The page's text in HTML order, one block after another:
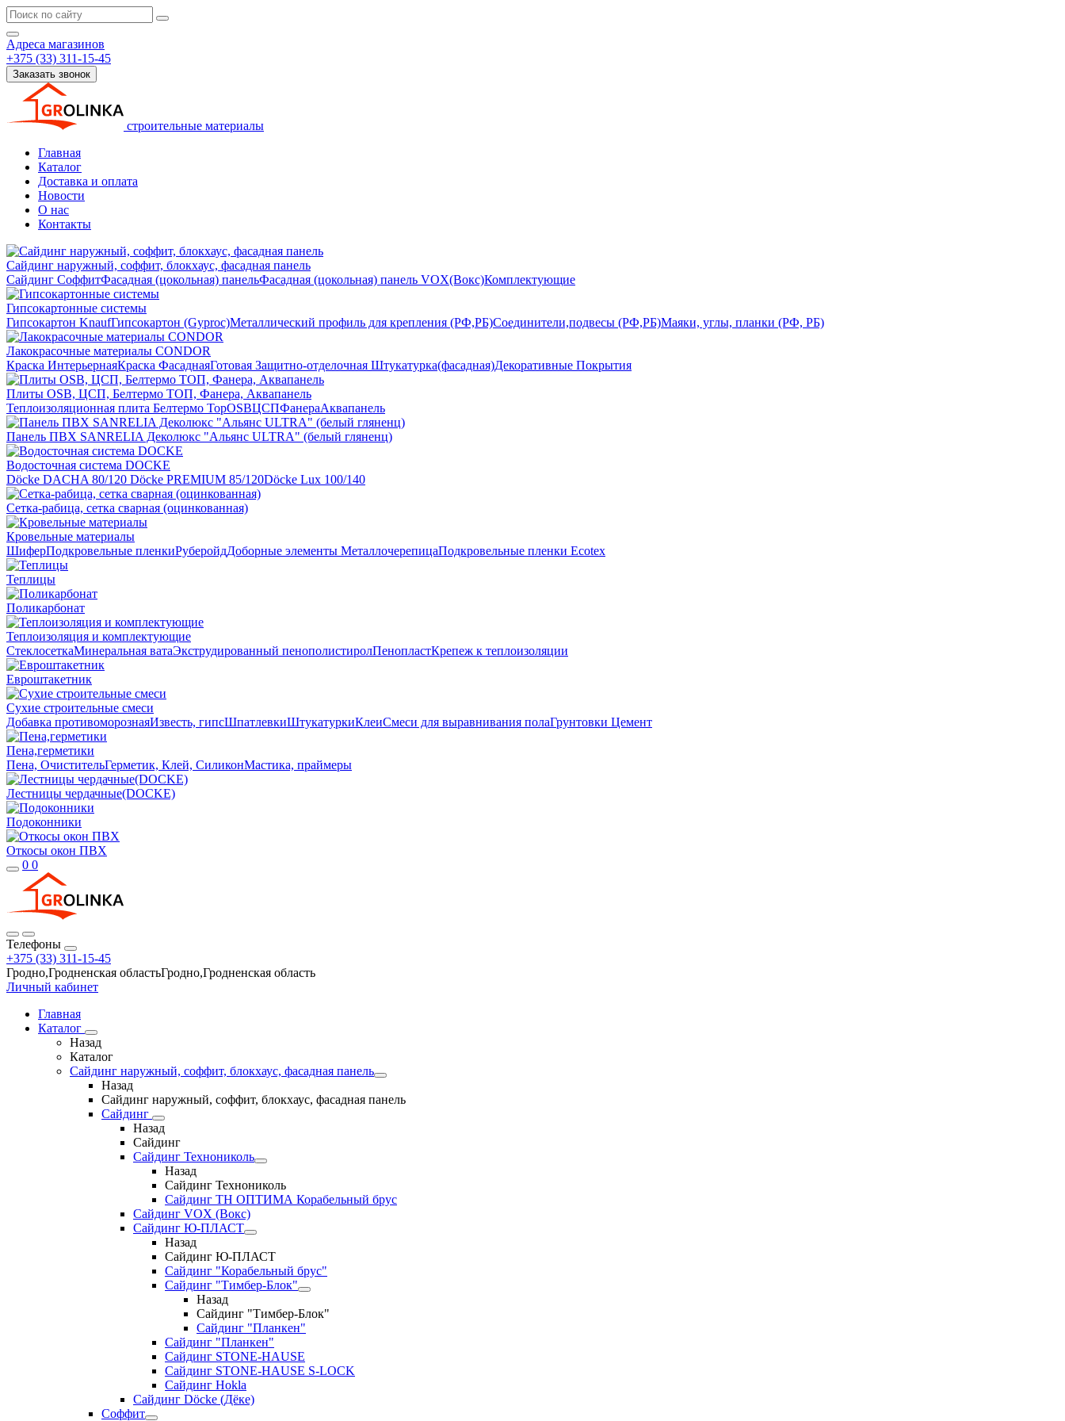
Адреса магазинов
+375 (33) 311-15-45
Заказать звонок
строительные материалы
Главная
Каталог
Доставка и оплата
Новости
О нас
Контакты
Сайдинг наружный, соффит, блокхаус, фасадная панель
Сайдинг СоффитФасадная (цокольная) панельФасадная (цокольная) панель VOX(Вокс)Комплектующие
Гипсокартонные системы
Гипсокартон KnaufГипсокартон (Gyproc)Металлический профиль для крепления (РФ,РБ)Соединители,подвесы (РФ,РБ)Маяки, углы, планки (РФ, РБ)
Лакокрасочные материалы CONDOR
Краска ИнтерьернаяКраска ФасаднаяГотовая Защитно-отделочная Штукатурка(фасадная)Декоративные Покрытия
Плиты OSB, ЦСП, Белтермо ТОП, Фанера, Аквапанель
Теплоизоляционная плита Белтермо TopOSBЦСПФанераАквапанель
Панель ПВХ SANRELIA Деколюкс "Альянс ULTRA" (белый гляненц)
Водосточная система DOCKE
Döсkе DACHA 80/120 Döcke PREMIUM 85/120Döсkе Luх 100/140
Сетка-рабица, сетка сварная (оцинкованная)
Кровельные материалы
ШиферПодкровельные пленкиРуберойдДоборные элементы МеталлочерепицаПодкровельные пленки Ecotex
Теплицы
Поликарбонат
Теплоизоляция и комплектующие
СтеклосеткаМинеральная ватаЭкструдированный пенополистиролПенопластКрепеж к теплоизоляции
Евроштакетник
Сухие строительные смеси
Добавка противоморознаяИзвесть, гипсШпатлевкиШтукатуркиКлеиСмеси для выравнивания полаГрунтовки Цемент
Пена,герметики
Пена, ОчистительГерметик, Клей, СиликонМастика, праймеры
Лестницы чердачные(DOCKE)
Подоконники
Откосы окон ПВХ
0 0
Телефоны
+375 (33) 311-15-45
Гродно,Гродненская областьГродно,Гродненская область
Личный кабинет
Главная
Каталог
Назад
Каталог
Сайдинг наружный, соффит, блокхаус, фасадная панель
Назад
Сайдинг наружный, соффит, блокхаус, фасадная панель
Сайдинг
Назад
Сайдинг
Сайдинг Технониколь
Назад
Сайдинг Технониколь
Сайдинг ТН ОПТИМА Корабельный брус
Сайдинг VOX (Вокс)
Сайдинг Ю-ПЛАСТ
Назад
Сайдинг Ю-ПЛАСТ
Сайдинг "Корабельный брус"
Сайдинг "Тимбер-Блок"
Назад
Сайдинг "Тимбер-Блок"
Сайдинг "Планкен"
Сайдинг "Планкен"
Сайдинг STONE-HAUSE
Сайдинг STONE-HAUSE S-LOCK
Сайдинг Hokla
Сайдинг Döcke (Дёке)
Соффит